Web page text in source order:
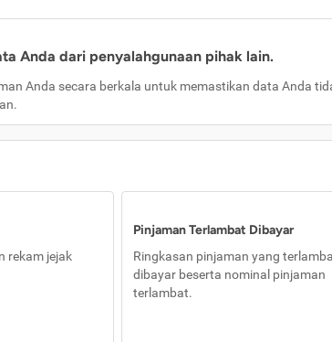
Anda dari penyalahgunaan pihak lain.
Anda secara berkala untuk memastikan data Anda
rekam jejak
Pinjaman Terlambat Dibayar
Ringkasan pinjaman yang
dibayar beserta nominal pinjaman
terlambat.